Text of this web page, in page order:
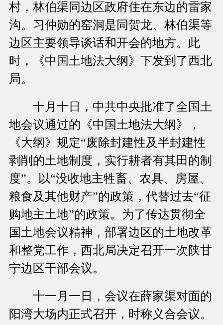
村，林伯渠同边区政府住在东边的雷家
沟。习仲勋的窑洞是同贺龙、林伯渠等
边区主要领导谈话和开会的地方。此
时，《中国土地法大纲》下发到了西北
局。
十月十日，中共中央批准了全国土
地会议通过的《中国土地法大纲》，
《大纲》规定“废除封建性及半封建性
剥削的土地制度，实行耕者有其田的制
度”。以“没收地主牲畜、农具、房屋、
粮食及其他财产”的政策，代替过去“征
购地主土地”的政策。为了传达贯彻全
国土地会议精神，部署边区的土地改革
和整党工作，西北局决定召开一次陕甘
宁边区干部会议。
十一月一日，会议在薛家渠对面的
阳湾大场内正式召开，时称义合会议。